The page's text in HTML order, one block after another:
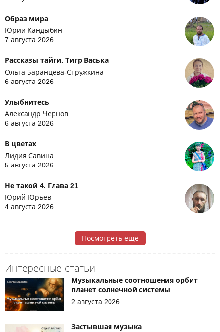
Образ мира
Юрий Кандыбин
7 августа 2026
Рассказы тайги. Тигр Васька
Ольга Баранцева-Стружкина
6 августа 2026
Улыбнитесь
Александр Чернов
6 августа 2026
В цветах
Лидия Савина
5 августа 2026
Не такой 4. Глава 21
Юрий Юрьев
4 августа 2026
Посмотреть ещё
Интересные статьи
Музыкальные соотношения орбит
планет солнечной системы
2 августа 2026
Застывшая музыка